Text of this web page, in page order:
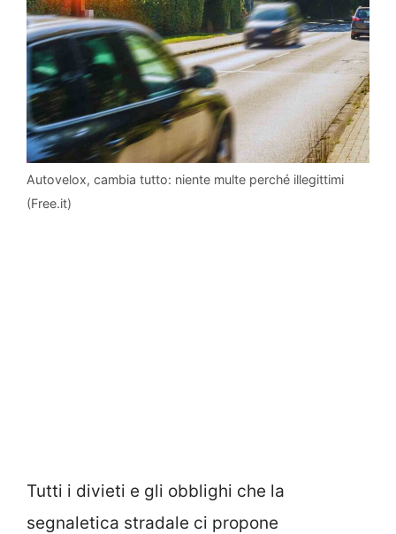
Autovelox, cambia tutto: niente multe perché illegittimi
(Free.it)
Tutti i divieti e gli obblighi che la
segnaletica stradale ci propone